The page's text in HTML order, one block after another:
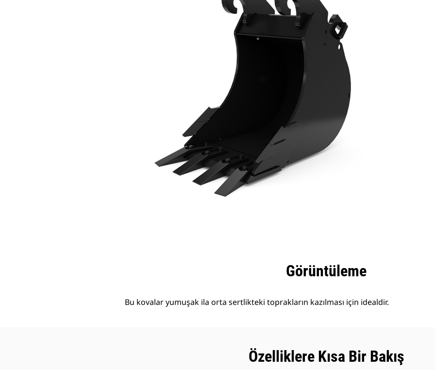
Görüntüleme
Bu kovalar yumuşak ila orta sertlikteki toprakların kazılması için idealdir.
Özelliklere Kısa Bir Bakış